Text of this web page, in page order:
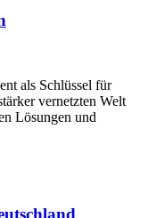
als Schlüssel für
vernetzten Welt
Lösungen und